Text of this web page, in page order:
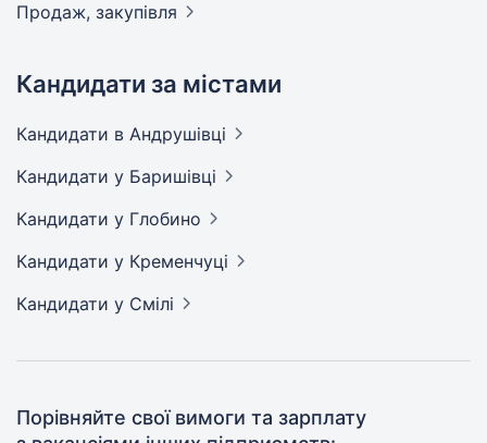
Продаж, закупівля
Кандидати за містами
Кандидати в Андрушівці
Кандидати у Баришівці
Кандидати у Глобино
Кандидати у Кременчуці
Кандидати у Смілі
Порівняйте свої вимоги та зарплату